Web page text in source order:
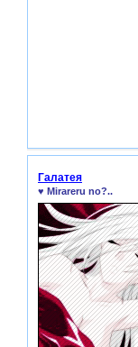
Галатея
♥ Mirareru no?..